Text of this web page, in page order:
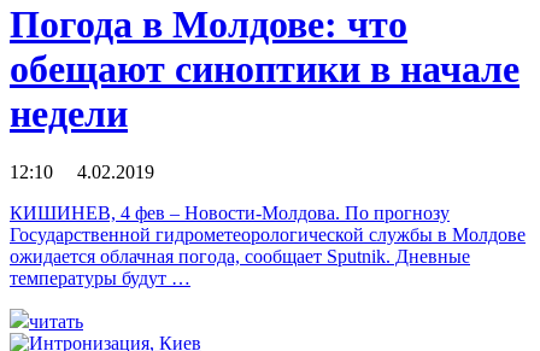
Погода в Молдове: что
обещают синоптики в начале
недели
12:10 4.02.2019
КИШИНЕВ, 4 фев – Новости-Молдова. По прогнозу
Государственной гидрометеорологической службы в Молдове
ожидается облачная погода, сообщает Sputnik. Дневные
температуры будут …
читать